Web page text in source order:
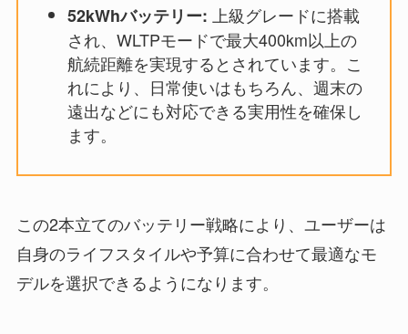
52kWhバッテリー: 上級グレードに搭載
され、WLTPモードで最大400km以上の
航続距離を実現するとされています。こ
れにより、日常使いはもちろん、週末の
遠出などにも対応できる実用性を確保し
ます。
この2本立てのバッテリー戦略により、ユーザーは
自身のライフスタイルや予算に合わせて最適なモ
デルを選択できるようになります。